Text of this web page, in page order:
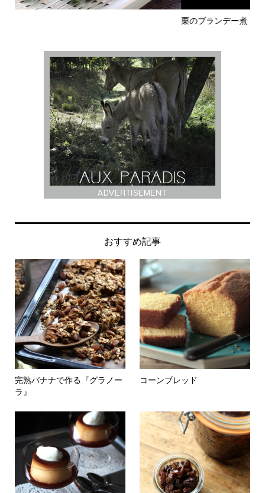
おすすめ記事
完熟バナナで作る『グラノー
ラ』
コーンブレッド